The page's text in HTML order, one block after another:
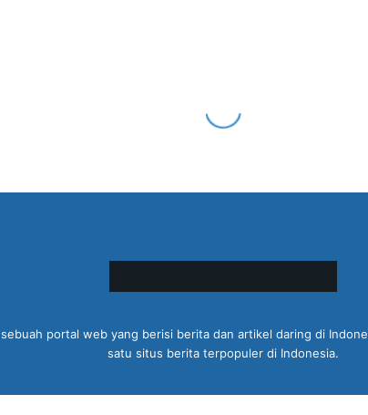
portal web yang berisi berita dan artikel daring di
satu situs berita terpopuler di Indonesia.